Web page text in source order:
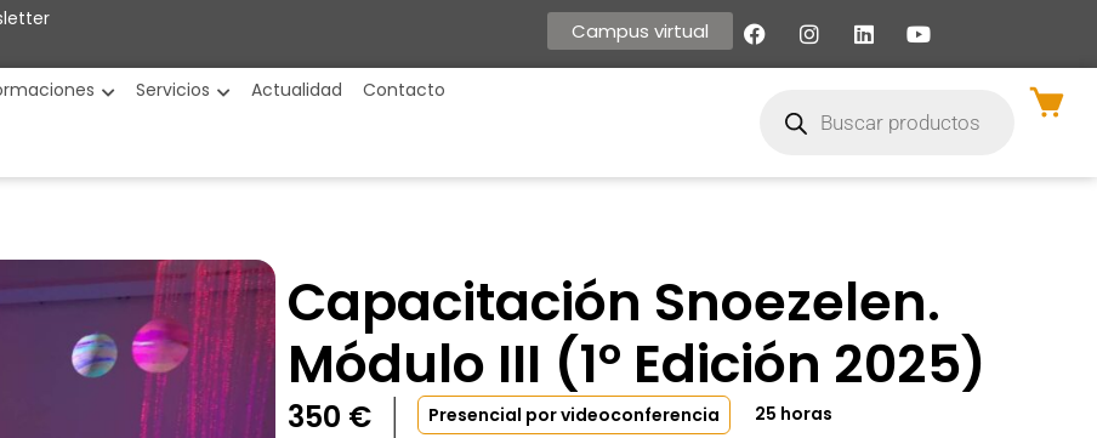
Campus virtual
Servicios Actualidad Contacto
Capacitación Snoezelen.
Módulo III (1º Edición 2025)
350 € Presencial por videoconferencia
25 horas